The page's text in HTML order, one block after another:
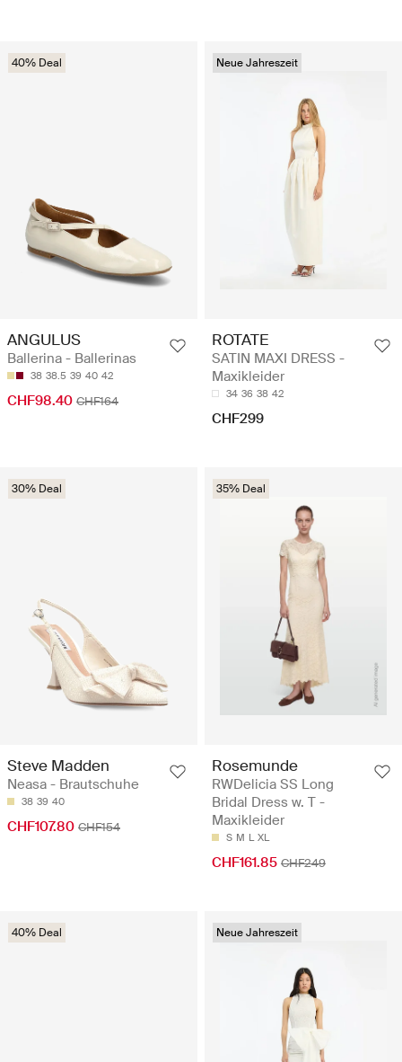
40% Deal
ANGULUS
Ballerina - Ballerinas
38 38.5 39 40 42
CHF98.40 CHF164
Neue Jahreszeit
ROTATE
SATIN MAXI DRESS -
Maxikleider
34 36 38 42
CHF299
30% Deal
Steve Madden
Neasa - Brautschuhe
38 39 40
CHF107.80 CHF154
35% Deal
Rosemunde
RWDelicia SS Long
Bridal Dress w. T -
Maxikleider
S M L XL
CHF161.85 CHF249
40% Deal Neue Jahreszeit